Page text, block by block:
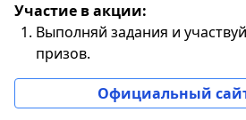
Участие в акции:
Выполняй задания и
призов.
Официальный